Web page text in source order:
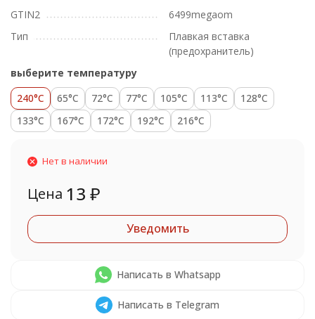
GTIN2
6499megaom
Тип
Плавкая вставка
(предохранитель)
выберите температуру
240°C
65°C 72°C 77°C 105°C 113°C
128°C
133°C
167°C 172°C 192°C 216°C
Нет в наличии
Цена 13 ₽
Уведомить
Написать в Whatsapp
Написать в Telegram